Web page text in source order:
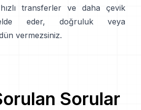
transferler ve daha çevik
eder, doğruluk veya
vermezsiniz.
Sorular